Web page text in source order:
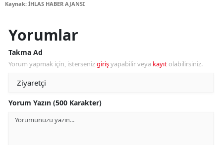
Kaynak: İHLAS HABER AJANSI
Yorumlar
Takma Ad
Yorum yapmak için, istersenizgirişyapabilir veya kayıt olabilirsiniz.
Yorum Yazın (500 Karakter)